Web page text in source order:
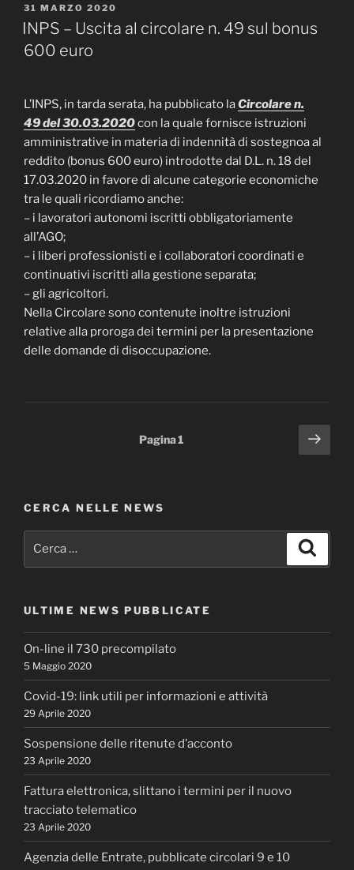
PUBBLICATO
IL
31 MARZO 2020
INPS – Uscita al circolare n. 49 sul bonus
600 euro
L’INPS, in tarda serata, ha pubblicato laCircolare n.
49 del 30.03.2020con la quale fornisce istruzioni
amministrative in materia di indennità di sostegnoa al
reddito (bonus 600 euro) introdotte dal D.L. n. 18 del
17.03.2020 in favore di alcune categorie economiche
tra le quali ricordiamo anche:
– i lavoratori autonomi iscritti obbligatoriamente
all’AGO;
– i liberi professionisti e i collaboratori coordinati e
continuativi iscritti alla gestione separata;
– gli agricoltori.
Nella Circolare sono contenute inoltre istruzioni
relative alla proroga dei termini per la presentazione
delle domande di disoccupazione.
Pagina1
CERCA NELLE NEWS
ULTIME NEWS PUBBLICATE
On-line il 730 precompilato
5 Maggio 2020
Covid-19: link utili per informazioni e attività
29 Aprile 2020
Sospensione delle ritenute d’acconto
23 Aprile 2020
Fattura elettronica, slittano i termini per il nuovo
tracciato telematico
23 Aprile 2020
Agenzia delle Entrate, pubblicate circolari 9 e 10